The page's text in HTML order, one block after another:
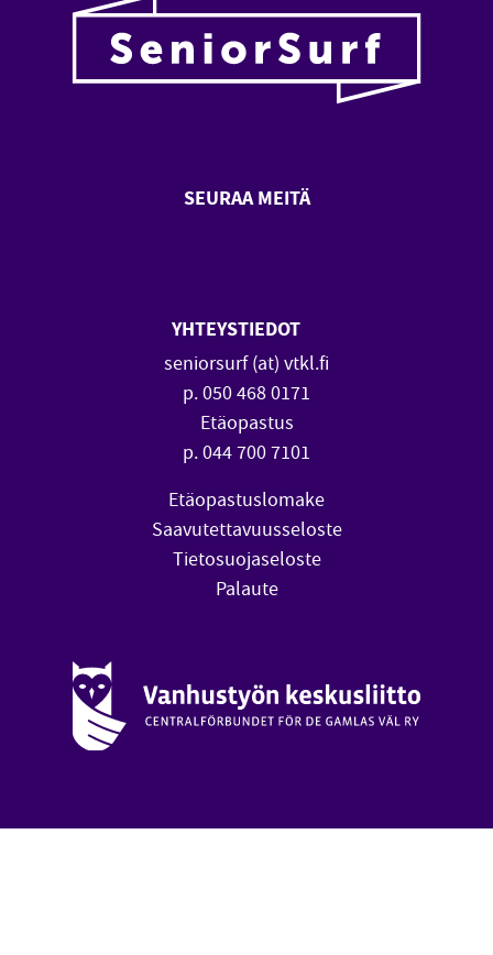
SEURAA MEITÄ
YHTEYSTIEDOT
seniorsurf (at) vtkl.fi
p. 050 468 0171
Etäopastus
p. 044 700 7101
Etäopastuslomake
Saavutettavuusseloste
Tietosuojaseloste
Palaute